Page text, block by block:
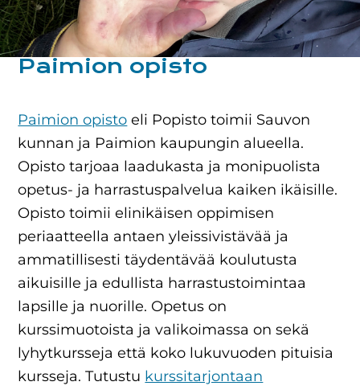
Paimion opisto
Paimion opisto eli Popisto toimii Sauvon
kunnan ja Paimion kaupungin alueella.
Opisto tarjoaa laadukasta ja monipuolista
opetus- ja harrastuspalvelua kaiken ikäisille.
Opisto toimii elinikäisen oppimisen
periaatteella antaen yleissivistävää ja
ammatillisesti täydentävää koulutusta
aikuisille ja edullista harrastustoimintaa
lapsille ja nuorille. Opetus on
kurssimuotoista ja valikoimassa on sekä
lyhytkursseja että koko lukuvuoden pituisia
kursseja. Tutustu kurssitarjontaan